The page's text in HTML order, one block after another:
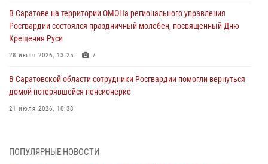
В Саратове на территории ОМОНа регионального управления
Росгвардии состоялся праздничный молебен, посвященный Дню
Крещения Руси
28 июля 2026, 13:25 7
В Саратовской области сотрудники Росгвардии помогли вернуться
домой потерявшейся пенсионерке
21 июля 2026, 10:38
вневедомственной охраны и вручения ключей от новых
ПОПУЛЯРНЫЕ НОВОСТИ